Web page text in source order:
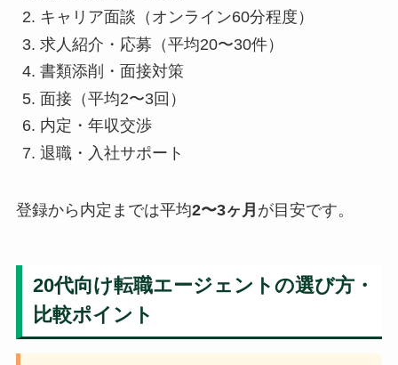
キャリア面談（オンライン60分程度）
求人紹介・応募（平均20〜30件）
書類添削・面接対策
面接（平均2〜3回）
内定・年収交渉
退職・入社サポート
登録から内定までは平均2〜3ヶ月 が目安です。
20代向け転職エージェントの選び方・
比較ポイント